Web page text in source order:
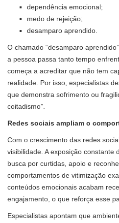
dependência emocional;
medo de rejeição;
desamparo aprendido.
O chamado “desamparo
a pessoa passa tanto tempo
começa a acreditar que não tem
realidade. Por isso, especialistas
que demonstra sofrimento ou
coitadismo”.
Redes sociais ampliam o
Com o crescimento das redes
visibilidade. A exposição constante
busca por curtidas, apoio e
comportamentos de vitimização
conteúdos emocionais acabam
engajamento, o que reforça esse
Especialistas apontam que